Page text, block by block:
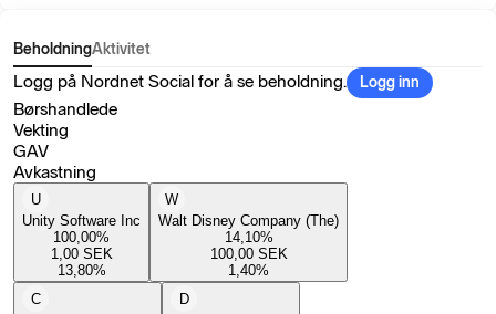
BeholdningAktivitet
Logg på Nordnet Social for å se beholdning. Logg inn
Børshandlede
Vekting
GAV
Avkastning
U
Unity Software Inc
100,00%
1,00 SEK
13,80%
W
Walt Disney Company (The)
14,10%
100,00 SEK
1,40%
C
D